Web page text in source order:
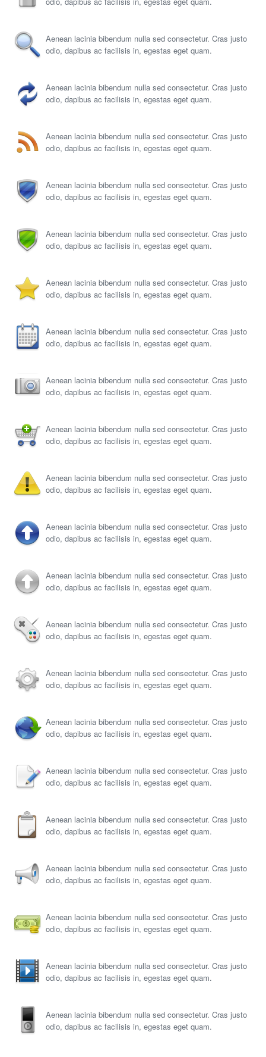
Aenean lacinia bibendum nulla sed consectetur. Cras justo
odio, dapibus ac facilisis in, egestas eget quam.
Aenean lacinia bibendum nulla sed consectetur. Cras justo
odio, dapibus ac facilisis in, egestas eget quam.
Aenean lacinia bibendum nulla sed consectetur. Cras justo
odio, dapibus ac facilisis in, egestas eget quam.
Aenean lacinia bibendum nulla sed consectetur. Cras justo
odio, dapibus ac facilisis in, egestas eget quam.
Aenean lacinia bibendum nulla sed consectetur. Cras justo
odio, dapibus ac facilisis in, egestas eget quam.
Aenean lacinia bibendum nulla sed consectetur. Cras justo
odio, dapibus ac facilisis in, egestas eget quam.
Aenean lacinia bibendum nulla sed consectetur. Cras justo
odio, dapibus ac facilisis in, egestas eget quam.
Aenean lacinia bibendum nulla sed consectetur. Cras justo
odio, dapibus ac facilisis in, egestas eget quam.
Aenean lacinia bibendum nulla sed consectetur. Cras justo
odio, dapibus ac facilisis in, egestas eget quam.
Aenean lacinia bibendum nulla sed consectetur. Cras justo
odio, dapibus ac facilisis in, egestas eget quam.
Aenean lacinia bibendum nulla sed consectetur. Cras justo
odio, dapibus ac facilisis in, egestas eget quam.
Aenean lacinia bibendum nulla sed consectetur. Cras justo
odio, dapibus ac facilisis in, egestas eget quam.
Aenean lacinia bibendum nulla sed consectetur. Cras justo
odio, dapibus ac facilisis in, egestas eget quam.
Aenean lacinia bibendum nulla sed consectetur. Cras justo
odio, dapibus ac facilisis in, egestas eget quam.
Aenean lacinia bibendum nulla sed consectetur. Cras justo
odio, dapibus ac facilisis in, egestas eget quam.
Aenean lacinia bibendum nulla sed consectetur. Cras justo
odio, dapibus ac facilisis in, egestas eget quam.
Aenean lacinia bibendum nulla sed consectetur. Cras justo
odio, dapibus ac facilisis in, egestas eget quam.
Aenean lacinia bibendum nulla sed consectetur. Cras justo
odio, dapibus ac facilisis in, egestas eget quam.
Aenean lacinia bibendum nulla sed consectetur. Cras justo
odio, dapibus ac facilisis in, egestas eget quam.
Aenean lacinia bibendum nulla sed consectetur. Cras justo
odio, dapibus ac facilisis in, egestas eget quam.
Aenean lacinia bibendum nulla sed consectetur. Cras justo
odio, dapibus ac facilisis in, egestas eget quam.